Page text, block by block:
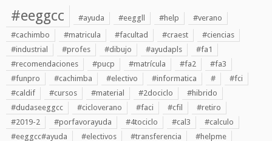
#eeggcc #ayuda #eeggll #help
#verano
#cachimbo
#matricula #facultad #craest
#ciencias
#industrial
#profes #dibujo #ayudapls
#fa1
#recomendaciones
#pucp #matrícula #fa2
#fa3
#funpro
#cachimba #electivo #informatica #
#fci
#caldif
#cursos #material #2dociclo
#hibrido
#dudaseeggcc
#cicloverano #faci #cfil
#retiro
#2019-2
#porfavorayuda #4tociclo #cal3
#calculo
#eeggcc#ayuda
#electivos #transferencia #helpme